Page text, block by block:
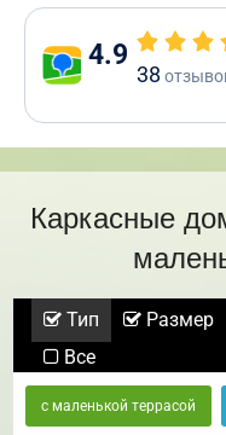
4.9
38
Каркасные
Тип Размер
Все
с маленькой террасой